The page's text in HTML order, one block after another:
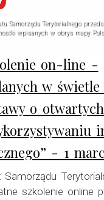
Samorządu Terytorialnego
wpisanych w obrys mapy
on-line -
w
o
- 1
szkolenie online